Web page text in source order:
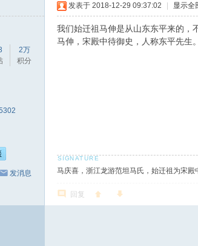
2万
积分
发消息
发表于 2018-12-29 09:37:02 显示全
我们始迁祖马伸是从山东东平来的，
马伸，宋殿中待御史，人称东平先生。
马庆喜，浙江龙游范坦马氏，始迁祖为宋殿
回复